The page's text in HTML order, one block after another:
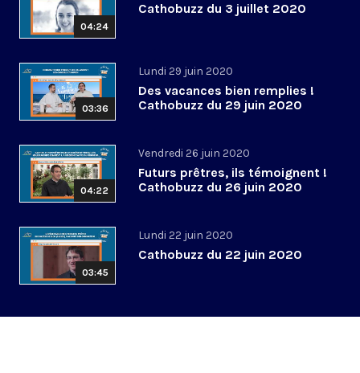
04:24
Cathobuzz du 3 juillet 2020
03:36
Lundi 29 juin 2020
Des vacances bien remplies !
Cathobuzz du 29 juin 2020
04:22
Vendredi 26 juin 2020
Futurs prêtres, ils témoignent !
Cathobuzz du 26 juin 2020
03:45
Lundi 22 juin 2020
Cathobuzz du 22 juin 2020